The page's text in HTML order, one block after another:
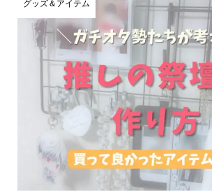
グッズ＆アイテム